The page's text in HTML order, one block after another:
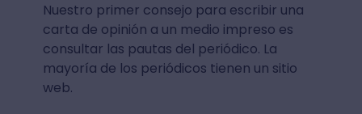
Nuestro primer consejo para escribir una
carta de opinión a un medio impreso es
consultar las pautas del periódico. La
mayoría de los periódicos tienen un sitio
web.